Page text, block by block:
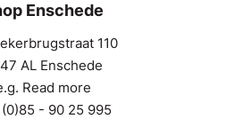
Enschede
110
AL Enschede
Read more
- 90 25 995